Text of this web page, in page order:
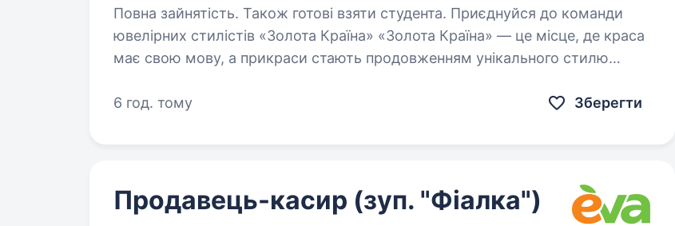
Повна зайнятість. Також готові взяти студента. Приєднуйся до команди
ювелірних стилістів «Золота Країна» «Золота Країна» — це місце, де краса
має свою мову, а прикраси стають продовженням унікального стилю
6 год. тому
Зберегти
Продавець-касир (зуп. "Фіалка")